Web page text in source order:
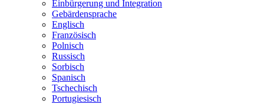
Einbürgerung und Integration
Gebärdensprache
Englisch
Französisch
Polnisch
Russisch
Sorbisch
Spanisch
Tschechisch
Portugiesisch